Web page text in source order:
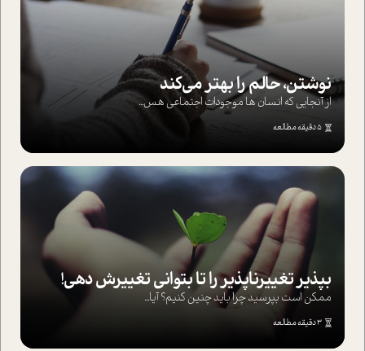
نوشتن، حالم را بهتر می‌کند
از آنجایی که انسان ها موجودات اجتماعی هس...
5 دقیقه مطالعه
بپذير تغييرناپذير را تا بتواني تغييرش دهي!‏
ممکن است بپرسيد چرا بايد چنين کنيم؟ آيا...
3 دقیقه مطالعه